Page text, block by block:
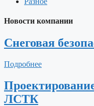
Новости компании
Снеговая
Подробнее
ЛСТК